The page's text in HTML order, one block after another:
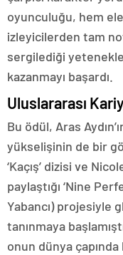
oyunculuğu, hem
izleyicilerden tam
sergilediği
kazanmayı başardı.
Uluslararası
Bu ödül, Aras
yükselişinin de bir
‘Kaçış’ dizisi ve
paylaştığı ‘Nine
Yabancı) projesiyle
tanınmaya
onun dünya